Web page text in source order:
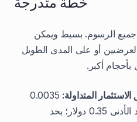
الرسوم. بسيط ويمكن
أو على المدى الطويل
بأحجام أكبر.
المتداولة: 0.0035
دولار للسهم الواحد (الحد الأدنى 0.35 دولار؛ بحد